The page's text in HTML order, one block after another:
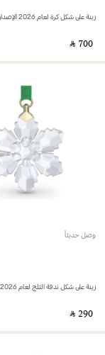
زينة على شكل كرة لعام 2026 الإصدار السنوي
‎ ⃁ ⁦700⁩ ‎
وصل حديثاً
زينة على شكل ندفة الثلج لعام 2026 الإصدار السنوي
‎ ⃁ ⁦290⁩ ‎